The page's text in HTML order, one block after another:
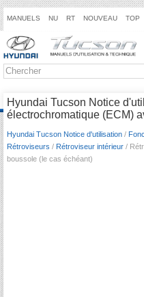
MANUELS NU RT NOUVEAU TOP
Hyundai Tucson Notice
électrochromatique (ECM)
Hyundai Tucson Notice d'utilisation /
Rétroviseurs / Rétroviseur intérieur /
boussole (le cas échéant)